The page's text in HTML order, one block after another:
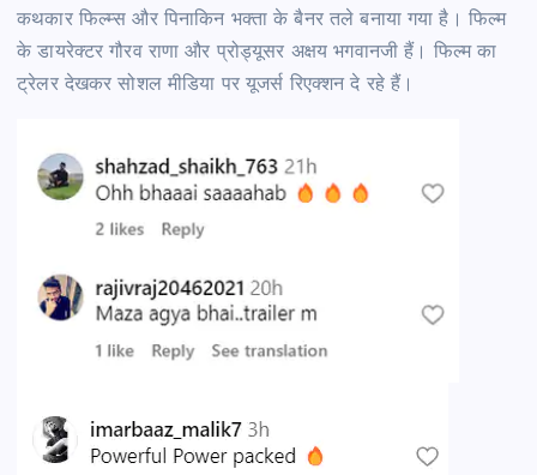
कथकार फिल्म्स और पिनाकिन भक्ता के बैनर तले बनाया गया है। फिल्म
के डायरेक्टर गौरव राणा और प्रोड्यूसर अक्षय भगवानजी हैं। फिल्म का
ट्रेलर देखकर सोशल मीडिया पर यूजर्स रिएक्शन दे रहे हैं।